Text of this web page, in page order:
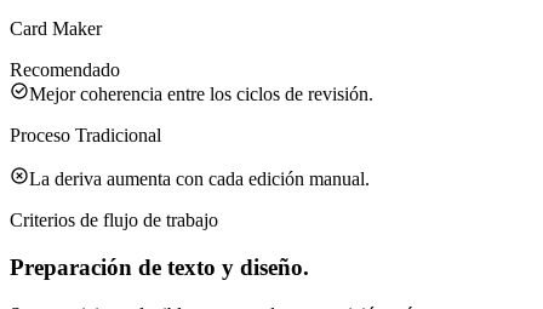
Card Maker
Recomendado
Mejor coherencia entre los ciclos de revisión.
Proceso Tradicional
La deriva aumenta con cada edición manual.
Criterios de flujo de trabajo
Preparación de texto y diseño.